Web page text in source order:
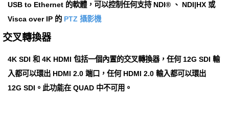
USB to Ethernet 的軟體，可以控制任何支持 NDI® 、 NDI|HX 或
Visca over IP 的 PTZ 攝影機
交叉轉換器
4K SDI 和 4K HDMI 包括一個內置的交叉轉換器，任何 12G SDI 輸
入都可以環出 HDMI 2.0 端口，任何 HDMI 2.0 輸入都可以環出
12G SDI。此功能在 QUAD 中不可用。